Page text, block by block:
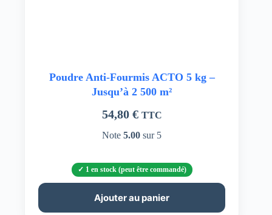
Poudre Anti-Fourmis ACTO 5 kg –
Jusqu’à 2 500 m²
54,80 € TTC
Note5.00 sur 5
1 en stock (peut être commandé)
Ajouter au panier